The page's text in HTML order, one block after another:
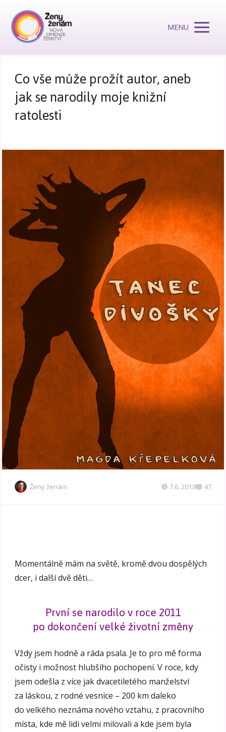
MENU
Co vše může prožít autor, aneb
jak se narodily moje knižní
ratolesti
Ženy ženám 7.6. 2013 47
Momentálně mám na světě, kromě dvou dospělých
dcer, i další dvě děti…
První se narodilo v roce 2011
po dokončení velké životní změny
Vždy jsem hodně a ráda psala. Je to pro mě forma
očisty i možnost hlubšího pochopení. V roce, kdy
jsem odešla z více jak dvacetiletého manželství
za láskou, z rodné vesnice – 200 km daleko
do velkého neznáma nového vztahu, z pracovního
místa, kde mě lidi velmi milovali a kde jsem byla